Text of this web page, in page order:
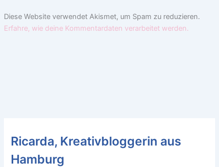
Diese Website verwendet Akismet, um Spam zu reduzieren.
Erfahre, wie deine Kommentardaten verarbeitet werden.
Ricarda, Kreativbloggerin aus
Hamburg